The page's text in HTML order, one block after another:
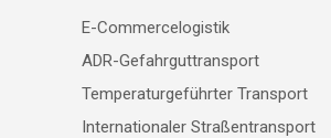
E-Commercelogistik
ADR-Gefahrguttransport
Temperaturgeführter Transport
Internationaler Straßentransport